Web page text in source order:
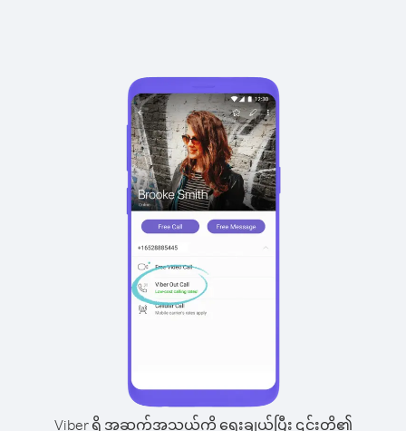
Viber ရှိ အဆက်အသွယ်ကို ရွေးချယ်ပြီး ၎င်းတို့၏